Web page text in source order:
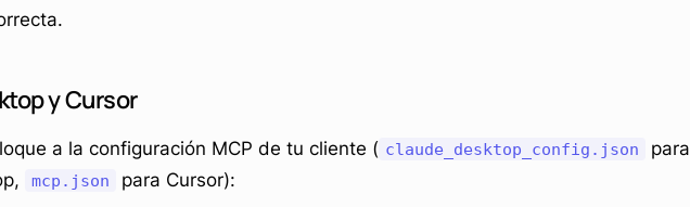
y Cursor
a la configuración MCP de tu cliente ( claude_desktop_config.json
para
mcp.json para Cursor):